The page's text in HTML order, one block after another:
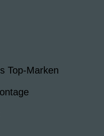
Top-Marken